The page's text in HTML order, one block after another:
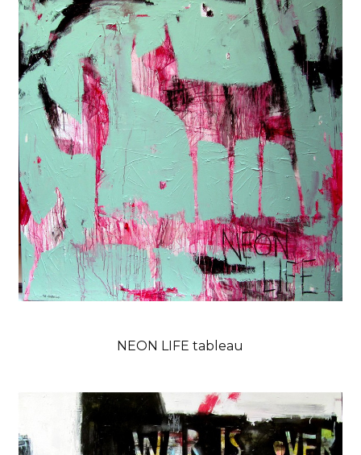
NEON LIFE tableau